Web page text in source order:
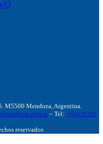
M5500 Mendoza, Argentina.
– Tel: +(54) 9 261
reservados